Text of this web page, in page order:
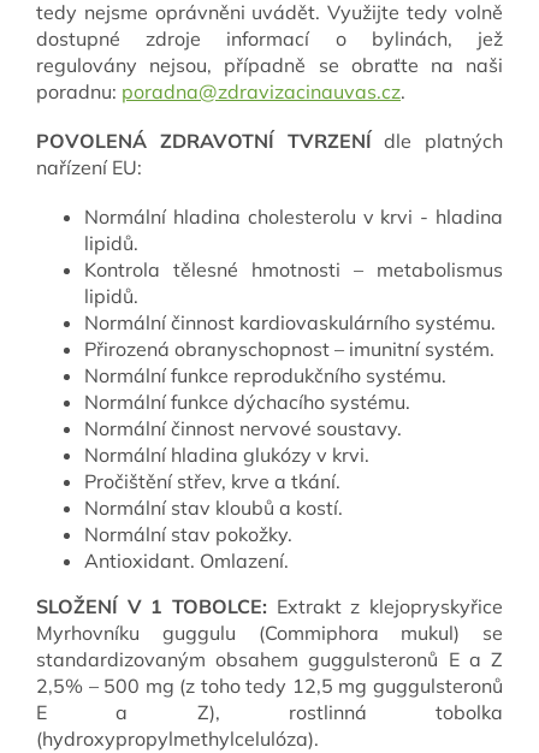
tedy nejsme oprávněni uvádět. Využijte tedy volně
dostupné zdroje informací o bylinách, jež
regulovány nejsou, případně se obraťte na naši
poradnu: poradna@zdravizacinauvas.cz.
POVOLENÁ ZDRAVOTNÍ TVRZENÍ dle platných
nařízení EU:
Normální hladina cholesterolu v krvi - hladina
lipidů.
Kontrola tělesné hmotnosti – metabolismus
lipidů.
Normální činnost kardiovaskulárního systému.
Přirozená obranyschopnost – imunitní systém.
Normální funkce reprodukčního systému.
Normální funkce dýchacího systému.
Normální činnost nervové soustavy.
Normální hladina glukózy v krvi.
Pročištění střev, krve a tkání.
Normální stav kloubů a kostí.
Normální stav pokožky.
Antioxidant. Omlazení.
SLOŽENÍ V 1 TOBOLCE: Extrakt z klejopryskyřice
Myrhovníku guggulu (Commiphora mukul) se
standardizovaným obsahem guggulsteronů E a Z
2,5% – 500 mg (z toho tedy 12,5 mg guggulsteronů
E a Z), rostlinná tobolka
(hydroxypropylmethylcelulóza).